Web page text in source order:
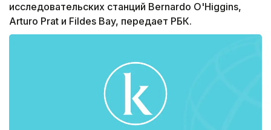
исследовательских станций Bernardo O'Higgins,
Arturo Prat и Fildes Bay, передает РБК.